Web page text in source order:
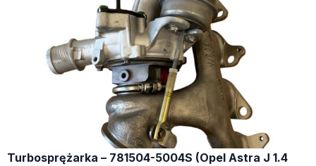
Turbosprężarka – 781504-5004S (Opel Astra J 1.4